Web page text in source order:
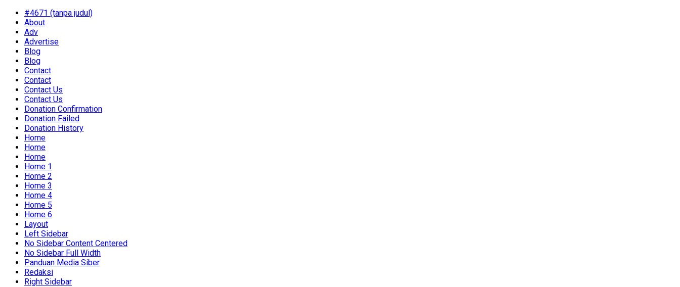
#4671 (tanpa judul)
About
Adv
Advertise
Blog
Blog
Contact
Contact
Contact Us
Contact Us
Donation Confirmation
Donation Failed
Donation History
Home
Home
Home
Home 1
Home 2
Home 3
Home 4
Home 5
Home 6
Layout
Left Sidebar
No Sidebar Content Centered
No Sidebar Full Width
Panduan Media Siber
Redaksi
Right Sidebar